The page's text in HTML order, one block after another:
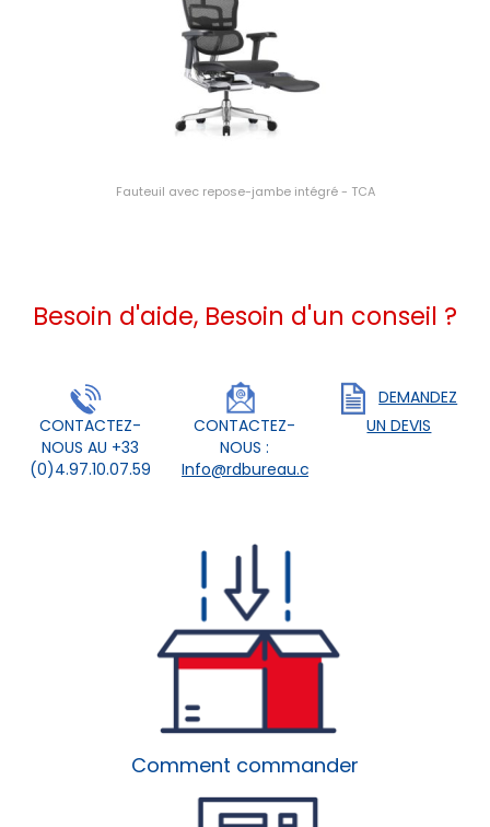
Fauteuil avec repose-jambe intégré - TCA
Besoin d'aide, Besoin d'un conseil ?
CONTACTEZ-
NOUS AU +33
(0)4.97.10.07.59
CONTACTEZ-
NOUS :
Info@rdbureau.com
DEMANDEZ
UN DEVIS
Comment commander